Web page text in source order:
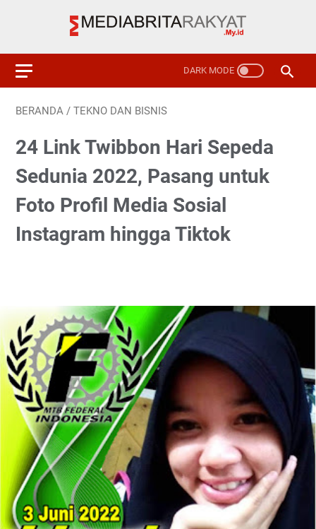
BERANDA / TEKNO DAN BISNIS
24 Link Twibbon Hari Sepeda
Sedunia 2022, Pasang untuk
Foto Profil Media Sosial
Instagram hingga Tiktok